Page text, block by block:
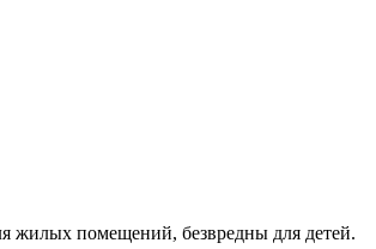
жилых помещений, безвредны для детей.